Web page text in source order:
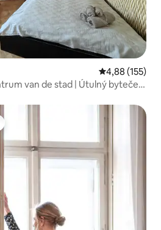
Gemiddelde
4,88 (155)
van de stad | Útulný byteček